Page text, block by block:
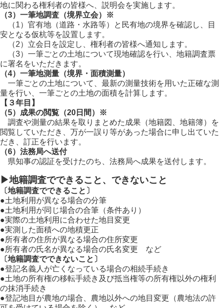
地に関わる権利者の皆様へ、説明会を実施します。
（3）一筆地調査（境界立会）※
（1）官有地（道路・水路等）と民有地の境界を確認し、目
安となる仮杭等を設置します。
（2）立会日を設定し、権利者の皆様へ通知します。
（3）一筆ごとの土地について現地確認を行い、地籍調査票
に署名をいただきます。
（4）一筆地測量（境界・面積測量）
一筆ごとの土地について、最新の測量技術を用いた正確な測
量を行い、一筆ごとの土地の面積を計算します。
【３年目】
（5）成果の閲覧（20日間）※
調査や測量の結果を取りまとめた成果（地籍図、地籍簿）を
閲覧していただき、万が一誤り等があった場合に申し出ていた
だき、訂正を行います。
（6）法務局へ送付
県知事の認証を受けたのち、法務局へ成果を送付します。
▶地籍調査でできること、できないこと
〔地籍調査でできること〕
●土地利用が異なる場合の分筆
●土地利用が同じ場合の合筆（条件あり）
●実際の土地利用に合わせた地目変更
●実測した面積への地積更正
●所有者の住所が異なる場合の住所変更
●所有者の氏名が異なる場合の氏名変更 など
〔地籍調査でできないこと〕
●登記名義人が亡くなっている場合の相続手続き
●土地の所有権の移転手続き及び抵当権等の所有権以外の権利
の抹消手続き
●登記地目が農地の場合、農地以外への地目変更（農地法の許